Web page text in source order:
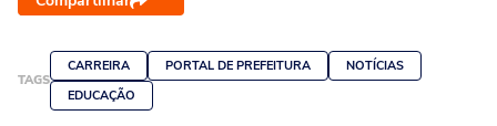
TAGS
CARREIRA PORTAL DE PREFEITURA
NOTÍCIAS
EDUCAÇÃO